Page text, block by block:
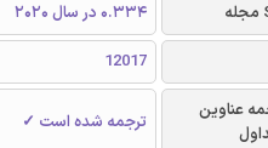
0.334 در سال 2020
12017
عناوین
ترجمه شده است ✓